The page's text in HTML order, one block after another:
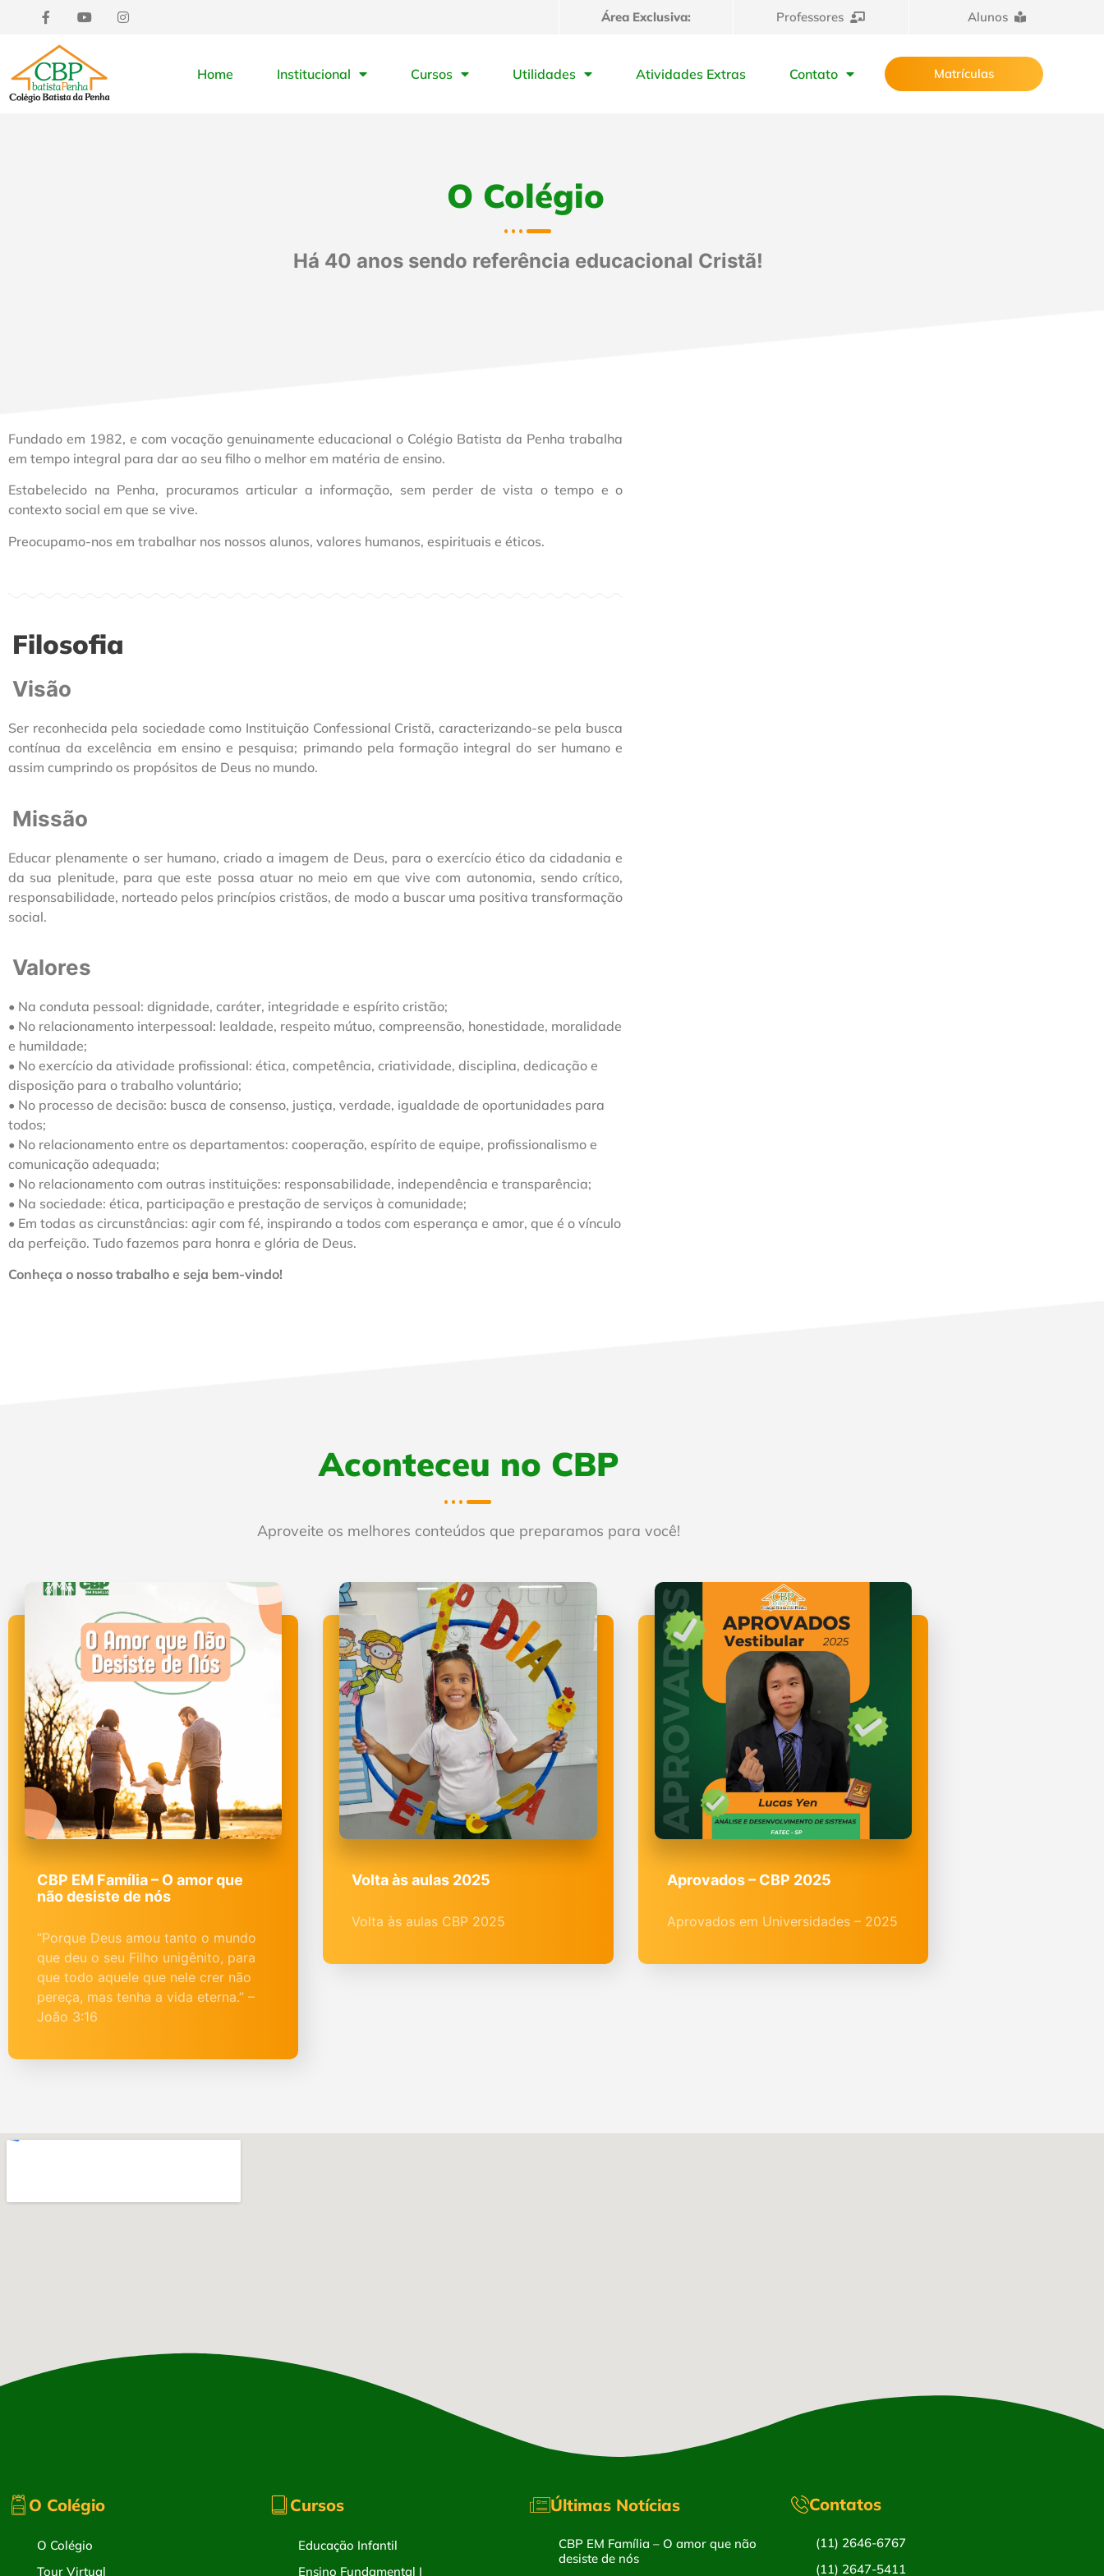
Área Exclusiva: Professores Alunos
Home Institucional Cursos Utilidades Atividades Extras Contato Matrículas
O Colégio
Há 40 anos sendo referência educacional Cristã!
Fundado em 1982, e com vocação genuinamente educacional o Colégio Batista da Penha trabalha
em tempo integral para dar ao seu filho o melhor em matéria de ensino.
Estabelecido na Penha, procuramos articular a informação, sem perder de vista o tempo e o
contexto social em que se vive.
Preocupamo-nos em trabalhar nos nossos alunos, valores humanos, espirituais e éticos.
Filosofia
Visão
Ser reconhecida pela sociedade como Instituição Confessional Cristã, caracterizando-se pela busca
contínua da excelência em ensino e pesquisa; primando pela formação integral do ser humano e
assim cumprindo os propósitos de Deus no mundo.
Missão
Educar plenamente o ser humano, criado a imagem de Deus, para o exercício ético da cidadania e
da sua plenitude, para que este possa atuar no meio em que vive com autonomia, sendo crítico,
responsabilidade, norteado pelos princípios cristãos, de modo a buscar uma positiva transformação
social.
Valores
• Na conduta pessoal: dignidade, caráter, integridade e espírito cristão;
• No relacionamento interpessoal: lealdade, respeito mútuo, compreensão, honestidade, moralidade
e humildade;
• No exercício da atividade profissional: ética, competência, criatividade, disciplina, dedicação e
disposição para o trabalho voluntário;
• No processo de decisão: busca de consenso, justiça, verdade, igualdade de oportunidades para
todos;
• No relacionamento entre os departamentos: cooperação, espírito de equipe, profissionalismo e
comunicação adequada;
• No relacionamento com outras instituições: responsabilidade, independência e transparência;
• Na sociedade: ética, participação e prestação de serviços à comunidade;
• Em todas as circunstâncias: agir com fé, inspirando a todos com esperança e amor, que é o vínculo
da perfeição. Tudo fazemos para honra e glória de Deus.
Conheça o nosso trabalho e seja bem-vindo!
Aconteceu no CBP
Aproveite os melhores conteúdos que preparamos para você!
CBP EM Família – O amor que
não desiste de nós
“Porque Deus amou tanto o mundo
que deu o seu Filho unigênito, para
que todo aquele que nele crer não
pereça, mas tenha a vida eterna.” –
João 3:16
Volta às aulas 2025
Volta às aulas CBP 2025
Aprovados – CBP 2025
Aprovados em Universidades – 2025
O Colégio
O Colégio
Tour Virtual
Cursos
Educação Infantil
Ensino Fundamental I
Últimas Notícias
CBP EM Família – O amor que não
desiste de nós
Contatos
(11) 2646-6767
(11) 2647-5411